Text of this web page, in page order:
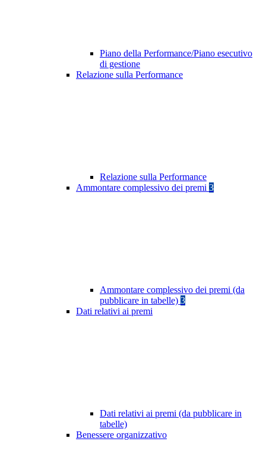
Piano della Performance/Piano esecutivo
di gestione
Relazione sulla Performance
Relazione sulla Performance
Ammontare complessivo dei premi 3
Ammontare complessivo dei premi (da
pubblicare in tabelle) 3
Dati relativi ai premi
Dati relativi ai premi (da pubblicare in
tabelle)
Benessere organizzativo